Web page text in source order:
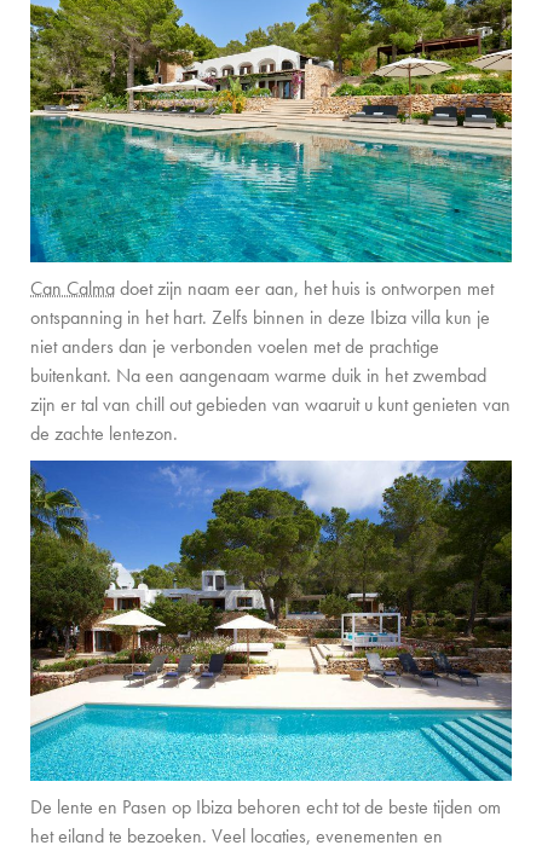
Can Calmadoet zijn naam eer aan, het huis is ontworpen met
ontspanning in het hart. Zelfs binnen in deze Ibiza villa kun je
niet anders dan je verbonden voelen met de prachtige
buitenkant. Na een aangenaam warme duik in het zwembad
zijn er tal van chill out gebieden van waaruit u kunt genieten van
de zachte lentezon.
De lente en Pasen op Ibiza behoren echt tot de beste tijden om
het eiland te bezoeken. Veel locaties, evenementen en